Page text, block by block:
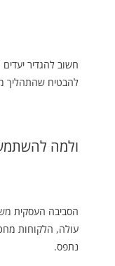
חשוב להגדיר
להבטיח שהתהליך
ולמה
הסביבה העסקית
עולה, הלקוחות
נתפס.